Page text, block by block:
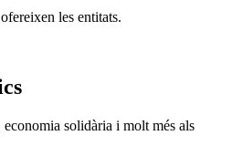
les entitats.
solidària i molt més als